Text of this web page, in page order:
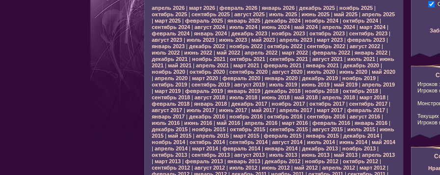
апрель 2026| март 2026| февраль 2026| январь 2026| декабрь 2025| ноябрь 2025|
октябрь 2025| сентябрь 2025| август 2025| июль 2025| июнь 2025| май 2025| апрель 2025
| март 2025| февраль 2025| январь 2025| декабрь 2024| ноябрь 2024| октябрь 2024|
сентябрь 2024| август 2024| июль 2024| июнь 2024| май 2024| апрель 2024| март 2024|
февраль 2024| январь 2024| декабрь 2023| ноябрь 2023| октябрь 2023| сентябрь 2023|
август 2023| июль 2023| июнь 2023| май 2023| апрель 2023| март 2023| февраль 2023|
январь 2023| декабрь 2022| ноябрь 2022| октябрь 2022| сентябрь 2022| август 2022|
июль 2022| июнь 2022| май 2022| апрель 2022| март 2022| февраль 2022| январь 2022|
декабрь 2021 | ноябрь 2021 | октябрь 2021 | сентябрь 2021 | август 2021 | июль 2021 | июнь
2021 | май 2021 | апрель 2021 | март 2021 | февраль 2021 | январь 2021 | декабрь 2020|
ноябрь 2020| октябрь 2020| сентябрь 2020| август 2020| июль 2020| июнь 2020| май 2020
| апрель 2020| март 2020| февраль 2020| январь 2020| декабрь 2019| ноябрь 2019|
октябрь 2019| сентябрь 2019| август 2019| июль 2019| июнь 2019| май 2019| апрель 2019
| март 2019| февраль 2019| январь 2019| декабрь 2018| ноябрь 2018| октябрь 2018|
сентябрь 2018| август 2018| июль 2018| июнь 2018| май 2018| апрель 2018| март 2018|
февраль 2018| январь 2018| декабрь 2017| ноябрь 2017| октябрь 2017| сентябрь 2017|
август 2017| июль 2017| июнь 2017| май 2017| апрель 2017| март 2017| февраль 2017|
январь 2017| декабрь 2016| ноябрь 2016| октябрь 2016| сентябрь 2016| август 2016|
июль 2016| июнь 2016| май 2016| апрель 2016| март 2016| февраль 2016| январь 2016|
декабрь 2015| ноябрь 2015| октябрь 2015| сентябрь 2015| август 2015| июль 2015| июнь
2015| май 2015| апрель 2015| март 2015| февраль 2015| январь 2015| декабрь 2014|
ноябрь 2014| октябрь 2014| сентябрь 2014| август 2014| июль 2014| июнь 2014| май 2014
| апрель 2014| март 2014| февраль 2014| январь 2014| декабрь 2013| ноябрь 2013|
октябрь 2013| сентябрь 2013| август 2013| июль 2013| июнь 2013| май 2013| апрель 2013
| март 2013| февраль 2013| январь 2013| декабрь 2012| ноябрь 2012| октябрь 2012|
сентябрь 2012| август 2012| июль 2012| июнь 2012| май 2012| апрель 2012| март 2012|
Игроков
Игроков
Текущих
Игроков